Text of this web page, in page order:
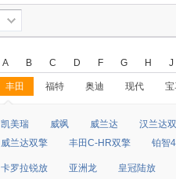
A B C D F G H J
丰田 福特 奥迪 现代
◆
◆
凯美瑞 威飒 威兰达
汉兰达
威兰达双擎
丰田C-HR双擎 铂智
卡罗拉锐放 亚洲龙
皇冠陆放